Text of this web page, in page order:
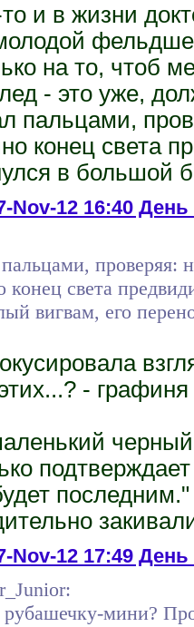
и в жизни
на то, чтоб
- это уже,
пальцами,
конец света
в большой
Nov-12 16:40 День
проверяя:
света
вигвам, его
-
последним."
Nov-12 17:49 День
мини?